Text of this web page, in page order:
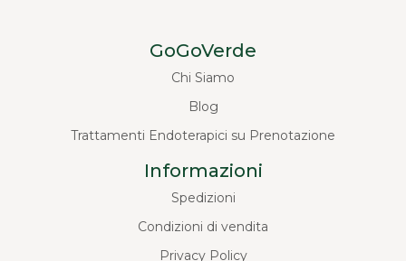
GoGoVerde
Chi Siamo
Blog
Trattamenti Endoterapici su Prenotazione
Informazioni
Spedizioni
Condizioni di vendita
Privacy Policy